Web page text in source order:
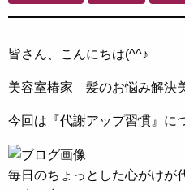
皆さん、こんにちは(^^♪
美容室椿家 髪のお悩み解決
今回は『代謝アップ習慣』に
毎日のちょっとした心がけが